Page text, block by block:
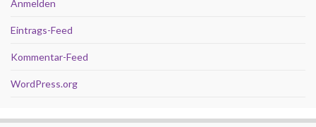
Anmelden
Eintrags-Feed
Kommentar-Feed
WordPress.org